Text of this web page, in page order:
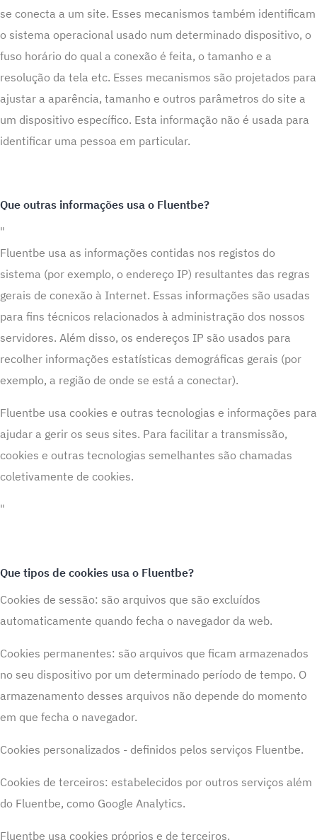
se conecta a um site. Esses mecanismos também identificam
o sistema operacional usado num determinado dispositivo, o
fuso horário do qual a conexão é feita, o tamanho e a
resolução da tela etc. Esses mecanismos são projetados para
ajustar a aparência, tamanho e outros parâmetros do site a
um dispositivo específico. Esta informação não é usada para
identificar uma pessoa em particular.
Que outras informações usa o Fluentbe?
"
Fluentbe usa as informações contidas nos registos do
sistema (por exemplo, o endereço IP) resultantes das regras
gerais de conexão à Internet. Essas informações são usadas
para fins técnicos relacionados à administração dos nossos
servidores. Além disso, os endereços IP são usados ​​para
recolher informações estatísticas demográficas gerais (por
exemplo, a região de onde se está a conectar).
Fluentbe usa cookies e outras tecnologias e informações para
ajudar a gerir os seus sites. Para facilitar a transmissão,
cookies e outras tecnologias semelhantes são chamadas
coletivamente de cookies.
"
Que tipos de cookies usa o Fluentbe?
Cookies de sessão: são arquivos que são excluídos
automaticamente quando fecha o navegador da web.
Cookies permanentes: são arquivos que ficam armazenados
no seu dispositivo por um determinado período de tempo. O
armazenamento desses arquivos não depende do momento
em que fecha o navegador.
Cookies personalizados - definidos pelos serviços Fluentbe.
Cookies de terceiros: estabelecidos por outros serviços além
do Fluentbe, como Google Analytics.
Fluentbe usa cookies próprios e de terceiros.